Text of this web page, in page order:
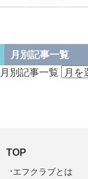
月別記事一覧
月別記事一覧
TOP
エフクラブとは